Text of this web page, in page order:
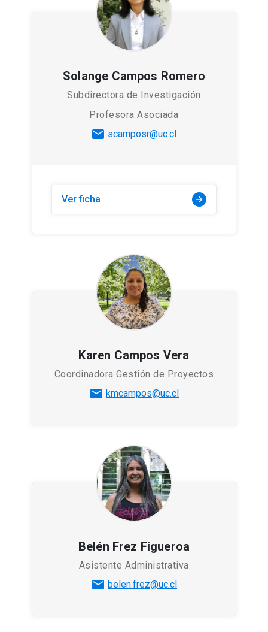
Solange Campos Romero
Subdirectora de Investigación
Profesora Asociada
mail scamposr@uc.cl
Ver ficha arrow_forward
Karen Campos Vera
Coordinadora Gestión de Proyectos
mail kmcampos@uc.cl
Belén Frez Figueroa
Asistente Administrativa
mail belen.frez@uc.cl